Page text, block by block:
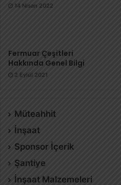
14 Nisan 2022
Fermuar Çeşitleri
Hakkında Genel Bilgi
2 Eylül 2021
Müteahhit
İnşaat
Sponsor İçerik
Şantiye
İnşaat Malzemeleri